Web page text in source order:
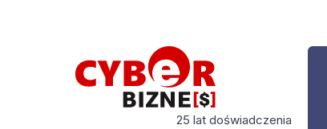
25 lat doświadczenia